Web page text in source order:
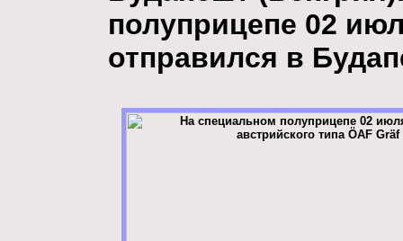
полуприцепе 02
отправился в